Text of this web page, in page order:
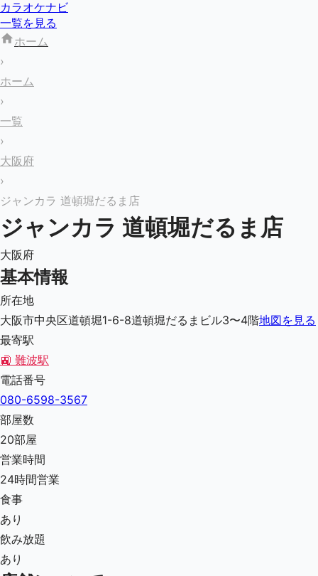
カラオケナビ
一覧を見る
ホーム
›
ホーム
›
一覧
›
大阪府
›
ジャンカラ 道頓堀だるま店
ジャンカラ 道頓堀だるま店
大阪府
基本情報
所在地
大阪市中央区道頓堀1-6-8道頓堀だるまビル3〜4階地図を見る
最寄駅
🚉 難波駅
電話番号
080-6598-3567
部屋数
20部屋
営業時間
24時間営業
食事
あり
飲み放題
あり